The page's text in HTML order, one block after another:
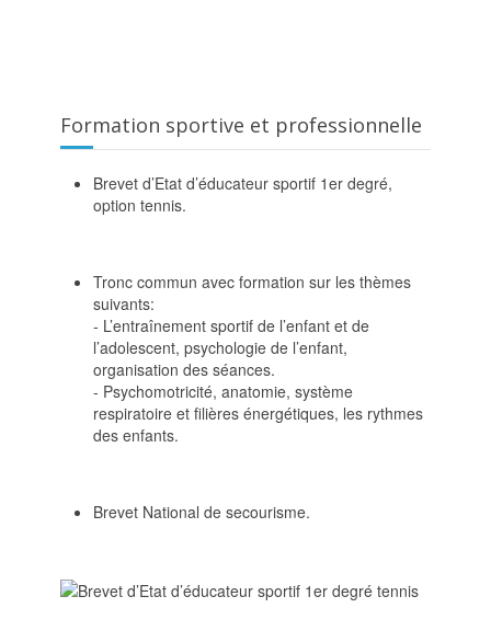
Formation sportive et professionnelle
Brevet d’Etat d’éducateur sportif 1er degré,
option tennis.
Tronc commun avec formation sur les thèmes
suivants:
- L’entraînement sportif de l’enfant et de
l’adolescent, psychologie de l’enfant,
organisation des séances.
- Psychomotricité, anatomie, système
respiratoire et filières énergétiques, les rythmes
des enfants.
Brevet National de secourisme.